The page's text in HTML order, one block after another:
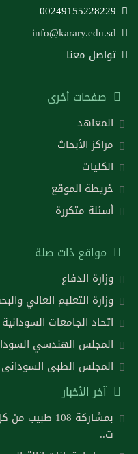
00249155228229
info@karary.edu.sd
تواصل معنا
صفحات أخرى
المعاهد
مراكز الأبحاث
الكليات
خريطة الموقع
أسئلة متكررة
مواقع ذات صلة
وزارة الدفاع
وزارة التعليم العالي
اتحاد الجامعات السودانية
المجلس الهندسي
المجلس الطبى السودانى
آخر الأخبار
بمشاركة 108
ت..